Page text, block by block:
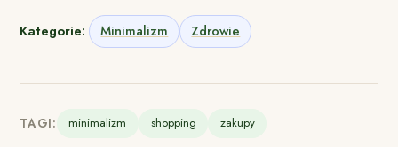
Kategorie: Minimalizm Zdrowie
TAGI: minimalizm shopping zakupy